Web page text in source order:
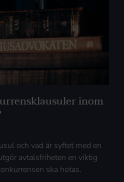
inom
och vad är syftet med en
avtalsfriheten en viktig
ska hotas.